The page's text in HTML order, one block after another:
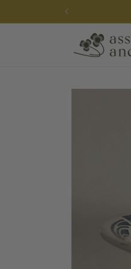
au
Passer aux